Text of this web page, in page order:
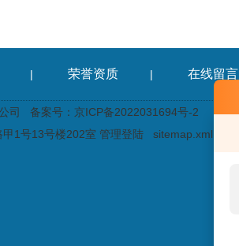
| 荣誉资质 | 在线留言
司 备案号：京ICP备2022031694号-2
1号13号楼202室 管理登陆 sitemap.xml